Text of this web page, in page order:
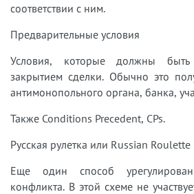
соответствии с ним.
Предварительные условия
Условия, которые должны
закрытием сделки. Обычно это
антимонопольного органа, банка,
Также Conditions Precedent, CPs.
Русская рулетка или Russian Roulette
Еще один способ
конфликта. В этой схеме не